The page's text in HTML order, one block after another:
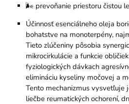
🌬️ prevoňanie priestoru čistou
Účinnosť esenciálneho oleja
bohatstve na monoterpény,
Tieto zlúčeniny pôsobia
mikrocirkulácie a funkcie
fyziologických dávkach
elimináciu kyseliny močovej a
Tento mechanizmus vysvetľuje
liečbe reumatických ochorení,